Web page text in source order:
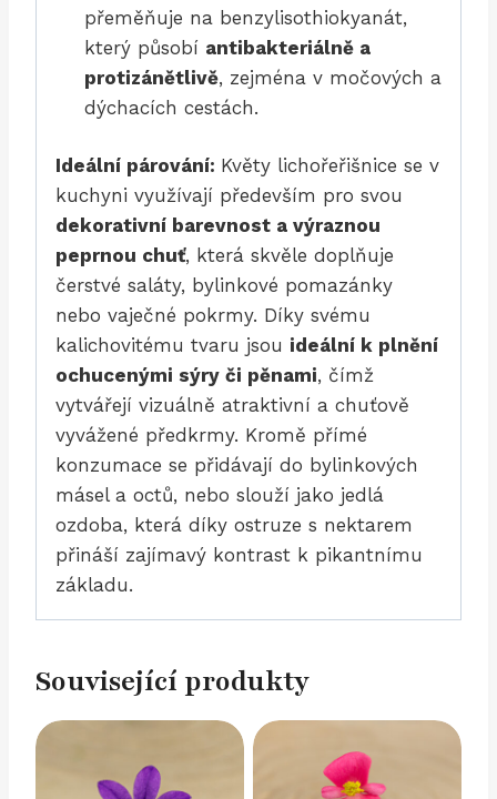
přeměňuje na benzylisothiokyanát,
který působí antibakteriálně a
protizánětlivě, zejména v močových a
dýchacích cestách.
Ideální párování: Květy lichořeřišnice se v
kuchyni využívají především pro svou
dekorativní barevnost a výraznou
peprnou chuť, která skvěle doplňuje
čerstvé saláty, bylinkové pomazánky
nebo vaječné pokrmy. Díky svému
kalichovitému tvaru jsou ideální k plnění
ochucenými sýry či pěnami, čímž
vytvářejí vizuálně atraktivní a chuťově
vyvážené předkrmy. Kromě přímé
konzumace se přidávají do bylinkových
másel a octů, nebo slouží jako jedlá
ozdoba, která díky ostruze s nektarem
přináší zajímavý kontrast k pikantnímu
základu.
Související produkty